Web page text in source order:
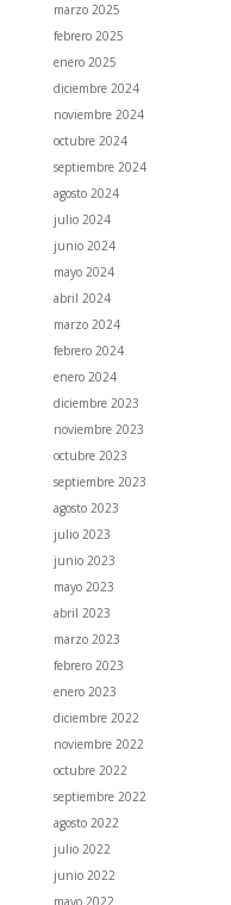
marzo 2025
febrero 2025
enero 2025
diciembre 2024
noviembre 2024
octubre 2024
septiembre 2024
agosto 2024
julio 2024
junio 2024
mayo 2024
abril 2024
marzo 2024
febrero 2024
enero 2024
diciembre 2023
noviembre 2023
octubre 2023
septiembre 2023
agosto 2023
julio 2023
junio 2023
mayo 2023
abril 2023
marzo 2023
febrero 2023
enero 2023
diciembre 2022
noviembre 2022
octubre 2022
septiembre 2022
agosto 2022
julio 2022
junio 2022
mayo 2022